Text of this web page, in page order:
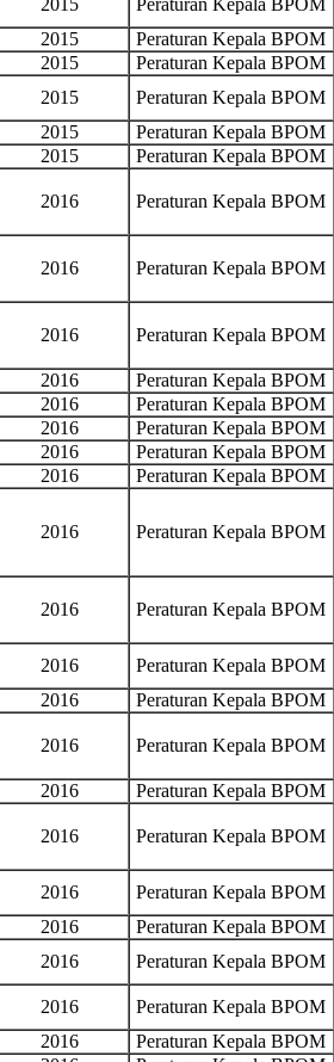
2015 Peraturan Kepala BPOM
2015 Peraturan Kepala BPOM
2015 Peraturan Kepala BPOM
2015 Peraturan Kepala BPOM
2015 Peraturan Kepala BPOM
2015 Peraturan Kepala BPOM
2016 Peraturan Kepala BPOM
2016 Peraturan Kepala BPOM
2016 Peraturan Kepala BPOM
2016 Peraturan Kepala BPOM
2016 Peraturan Kepala BPOM
2016 Peraturan Kepala BPOM
2016 Peraturan Kepala BPOM
2016 Peraturan Kepala BPOM
2016 Peraturan Kepala BPOM
2016 Peraturan Kepala BPOM
2016 Peraturan Kepala BPOM
2016 Peraturan Kepala BPOM
2016 Peraturan Kepala BPOM
2016 Peraturan Kepala BPOM
2016 Peraturan Kepala BPOM
2016 Peraturan Kepala BPOM
2016 Peraturan Kepala BPOM
2016 Peraturan Kepala BPOM
2016 Peraturan Kepala BPOM
2016 Peraturan Kepala BPOM